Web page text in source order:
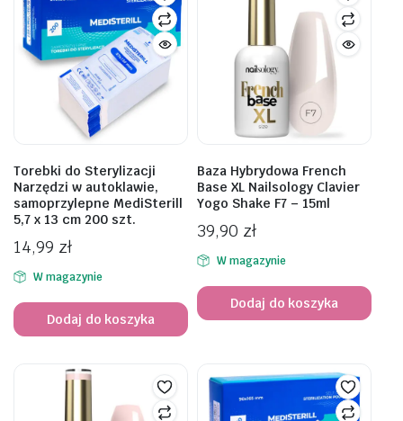
Torebki do Sterylizacji
Narzędzi w autoklawie,
samoprzylepne MediSterill
5,7 x 13 cm 200 szt.
14,99 zł
W magazynie
Dodaj do koszyka
Baza Hybrydowa French
Base XL Nailsology Clavier
Yogo Shake F7 – 15ml
39,90 zł
W magazynie
Dodaj do koszyka